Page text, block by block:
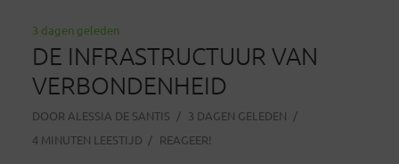
3 dagen geleden
DE INFRASTRUCTUUR VAN
VERBONDENHEID
DOOR ALESSIA DE SANTIS
3 DAGEN GELEDEN
4 MINUTEN LEESTIJD
REAGEER!